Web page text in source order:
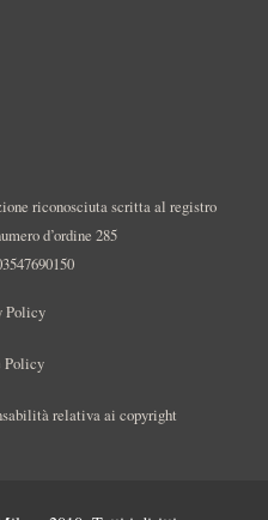
riconosciuta scritta al registro
d’ordine 285
Policy
Policy
relativa ai copyright